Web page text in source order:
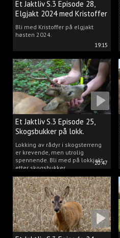
19:15
Et Jaktliv S.3 Episode 28,
Elgjakt 2024 med Kristoffer
Clausen
Bli med Kristoffer på elgjakt
høsten 2024.
20:47
Et Jaktliv S.3 Episode 25,
Skogsbukker på lokk.
Lokking av rådyr i skogsterreng
er krevende, men utrolig
spennende. Bli med på lokkjakt
etter skogsbukker.